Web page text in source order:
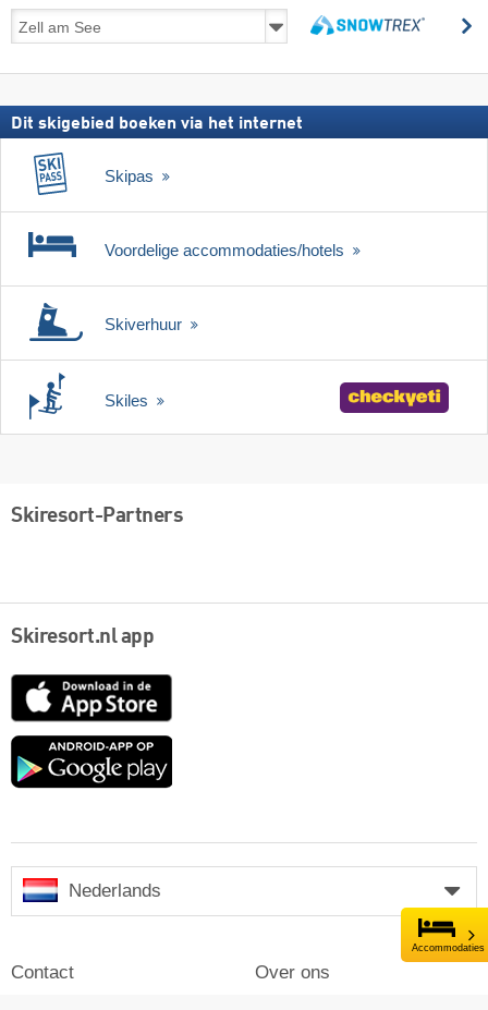
Accommodaties
incl.
Dit skigebied boeken via het internet
Skipas
Voordelige accommodaties/hotels
Skiverhuur
Skiles
Skiresort-Partners
Skiresort.nl app
App
Google
Nederlands
Contact Over ons